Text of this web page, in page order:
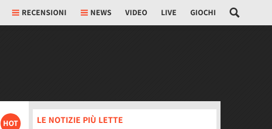
RECENSIONI NEWS VIDEO LIVE GIOCHI
HOT LE NOTIZIE PIÙ LETTE